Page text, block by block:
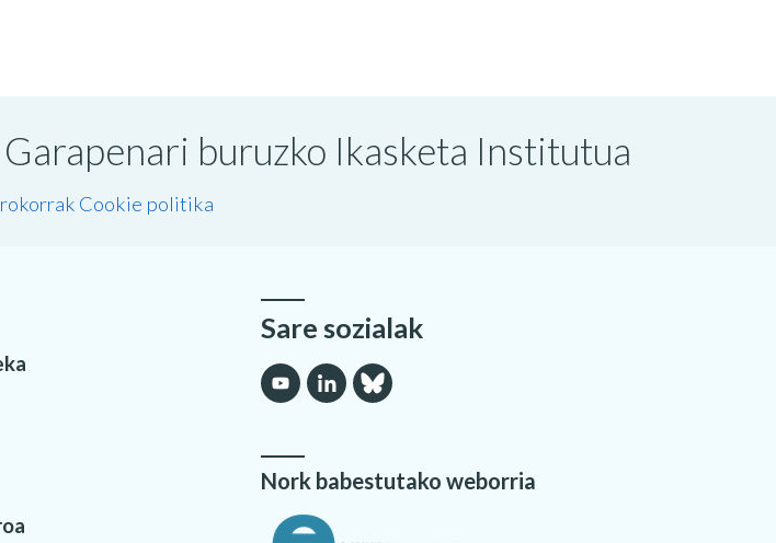
buruzko Ikasketa Institutua
Cookie politika
Sare sozialak
Nork babestutako weborria